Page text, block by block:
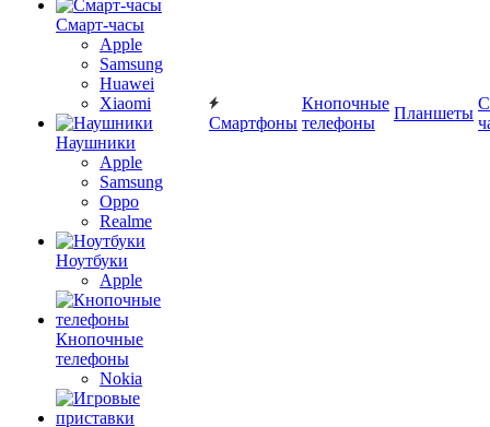
Смарт-часы
Apple
Samsung
Huawei
Xiaomi
Наушники
Apple
Samsung
Oppo
Realme
Ноутбуки
Apple
Кнопочные
телефоны
Nokia
Смартфоны
Кнопочные
телефоны
Планшеты